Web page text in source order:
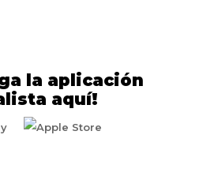
la aplicación
aquí!